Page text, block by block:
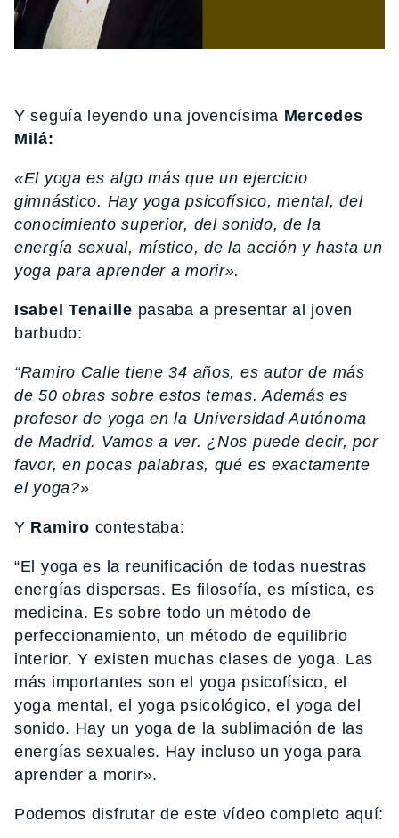
Y seguía leyendo una jovencísima Mercedes
Milá:
«El yoga es algo más que un ejercicio
gimnástico. Hay yoga psicofísico, mental, del
conocimiento superior, del sonido, de la
energía sexual, místico, de la acción y hasta un
yoga para aprender a morir».
Isabel Tenaille pasaba a presentar al joven
barbudo:
“Ramiro Calle tiene 34 años, es autor de más
de 50 obras sobre estos temas. Además es
profesor de yoga en la Universidad Autónoma
de Madrid. Vamos a ver. ¿Nos puede decir, por
favor, en pocas palabras, qué es exactamente
el yoga?»
Y Ramiro contestaba:
“El yoga es la reunificación de todas nuestras
energías dispersas. Es filosofía, es mística, es
medicina. Es sobre todo un método de
perfeccionamiento, un método de equilibrio
interior. Y existen muchas clases de yoga. Las
más importantes son el yoga psicofísico, el
yoga mental, el yoga psicológico, el yoga del
sonido. Hay un yoga de la sublimación de las
energías sexuales. Hay incluso un yoga para
aprender a morir».
Podemos disfrutar de este vídeo completo aquí: